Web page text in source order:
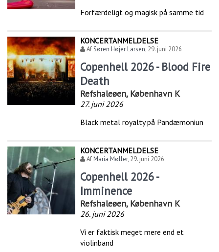
Forfærdeligt og magisk på samme tid
KONCERTANMELDELSE
AfSøren Højer Larsen, 29. juni 2026
Copenhell 2026 - Blood Fire
Death
Refshaleøen, København K
27. juni 2026
Black metal royalty på Pandæmoniun
KONCERTANMELDELSE
AfMaria Møller, 29. juni 2026
Copenhell 2026 -
Imminence
Refshaleøen, København K
26. juni 2026
Vi er faktisk meget mere end et
violinband